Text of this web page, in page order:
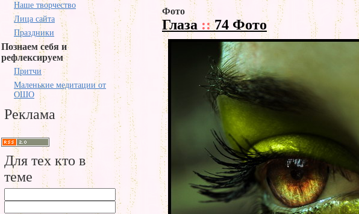
Наше творчество
Лица сайта
Праздники
Познаем себя и
рефлексируем
Притчи
Маленькие медитации от
ОШО
Реклама
Для тех кто в
теме
Фото
Глаза ::74 Фото